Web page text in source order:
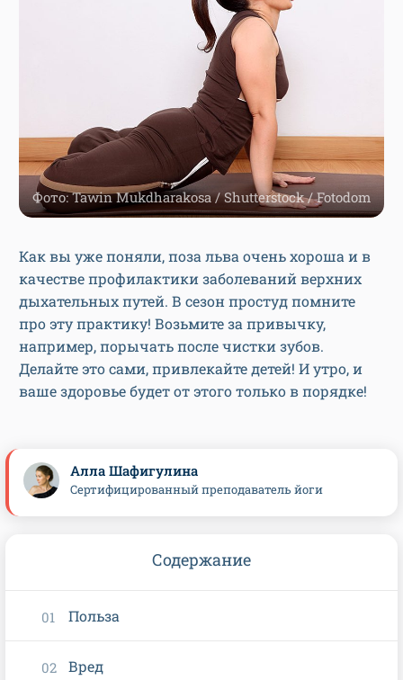
Фото: Tawin Mukdharakosa / Shutterstock / Fotodom
Как вы уже поняли, поза льва очень хороша и в
качестве профилактики заболеваний верхних
дыхательных путей. В сезон простуд помните
про эту практику! Возьмите за привычку,
например, порычать после чистки зубов.
Делайте это сами, привлекайте детей! И утро, и
ваше здоровье будет от этого только в порядке!
Алла Шафигулина
Сертифицированный преподаватель йоги
Содержание
Польза
Вред